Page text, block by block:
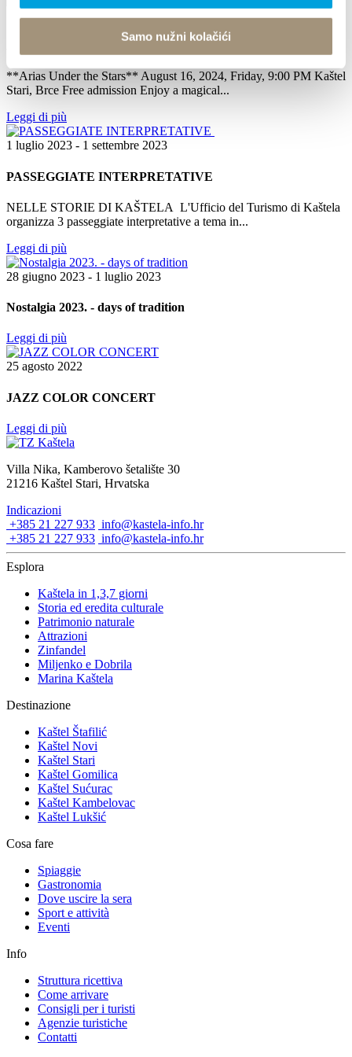
Samo nužni kolačići
16 agosto 2024
Arias Under the Stars
**Arias Under the Stars** August 16, 2024, Friday, 9:00 PM Kaštel
Stari, Brce Free admission Enjoy a magical...
Leggi di più
1 luglio 2023 - 1 settembre 2023
PASSEGGIATE INTERPRETATIVE
NELLE STORIE DI KAŠTELA L'Ufficio del Turismo di Kaštela
organizza 3 passeggiate interpretative a tema in...
Leggi di più
28 giugno 2023 - 1 luglio 2023
Nostalgia 2023. - days of tradition
Leggi di più
25 agosto 2022
JAZZ COLOR CONCERT
Leggi di più
Villa Nika, Kamberovo šetalište 30
21216 Kaštel Stari, Hrvatska
Indicazioni
+385 21 227 933 info@kastela-info.hr
+385 21 227 933 info@kastela-info.hr
Esplora
Kaštela in 1,3,7 giorni
Storia ed eredita culturale
Patrimonio naturale
Attrazioni
Zinfandel
Miljenko e Dobrila
Marina Kaštela
Destinazione
Kaštel Štafilić
Kaštel Novi
Kaštel Stari
Kaštel Gomilica
Kaštel Sućurac
Kaštel Kambelovac
Kaštel Lukšić
Cosa fare
Spiaggie
Gastronomia
Dove uscire la sera
Sport e attività
Eventi
Info
Struttura ricettiva
Come arrivare
Consigli per i turisti
Agenzie turistiche
Contatti